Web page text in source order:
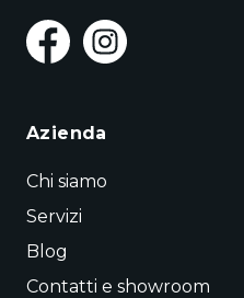
Azienda
Chi siamo
Servizi
Blog
Contatti e showroom